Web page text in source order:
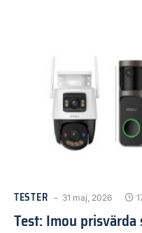
TESTER 31 maj, 2026
Test: Imou